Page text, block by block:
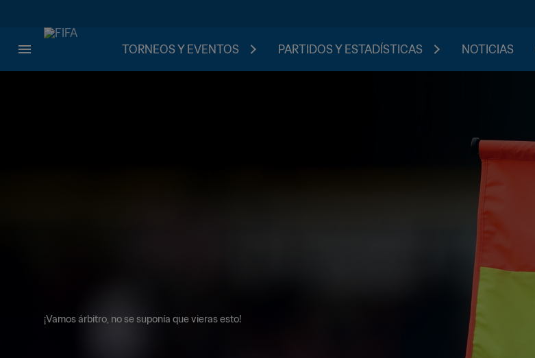
TORNEOS Y EVENTOS PARTIDOS Y ESTADÍSTICAS NOTICIAS
¡Vamos árbitro, no se suponía que vieras esto!